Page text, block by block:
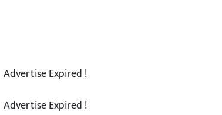
Advertise Expired !
Advertise Expired !